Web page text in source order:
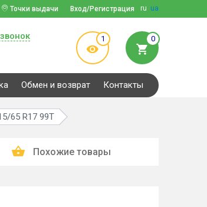
ru ua
Вход/Регистрация
Точки выдачи
1 0
Обмен и возврат Контакты
65 R17 99T
Похожие товары